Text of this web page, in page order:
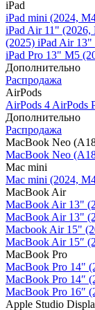
iPad
iPad mini (2024,
iPad Air 11" (2026,
(2025) iPad Air 13"
iPad Pro 13" M5
Дополнительно
Распродажа
AirPods
AirPods 4 AirPods
Дополнительно
Распродажа
MacBook Neo
MacBook Neo
Mac mini
Mac mini (2024,
MacBook Air
MacBook Air 13"
MacBook Air 13"
Macbook Air 15"
MacBook Air 15″
MacBook Pro
MacBook Pro 14"
MacBook Pro 14″
MacBook Pro 16″
Apple Studio